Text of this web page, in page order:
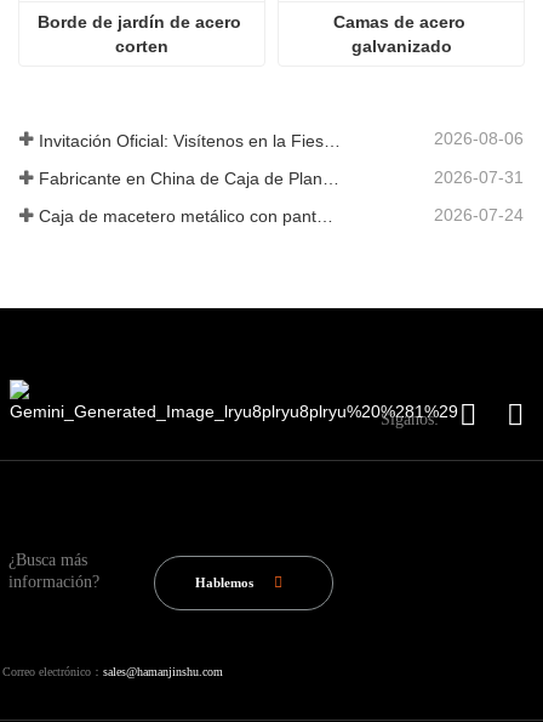
Borde de jardín de acero
corten
Camas de acero
galvanizado
2026-08-06
2026-07-31
2026-07-24
Síganos:
¿Busca más
información?
Hablemos
Correo electrónico： sales@hamanjinshu.com